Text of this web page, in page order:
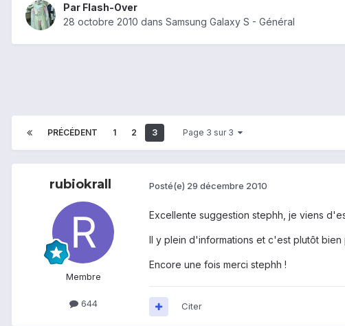
Par Flash-Over
28 octobre 2010 dans Samsung Galaxy S - Général
PRÉCÉDENT 1 2 3 Page 3 sur 3
rubiokrall
Membre
644
Posté(e) 29 décembre 2010
Excellente suggestion stephh, je viens
Il y plein d'informations et c'est plutôt
Encore une fois merci stephh !
Citer